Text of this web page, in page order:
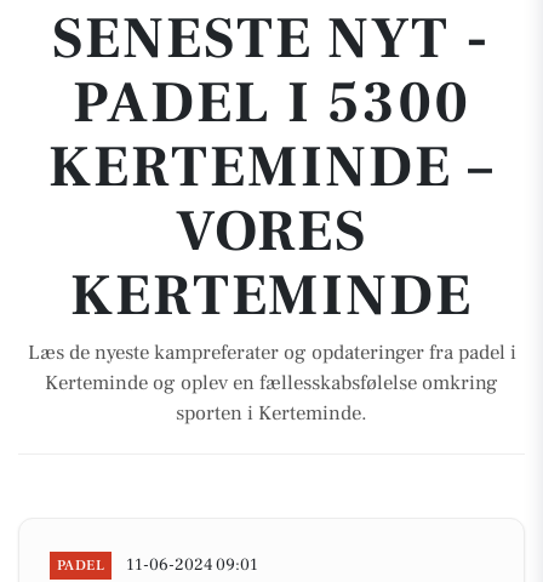
SENESTE NYT -
PADEL I 5300
KERTEMINDE –
VORES
KERTEMINDE
Læs de nyeste kampreferater og opdateringer fra padel i
Kerteminde og oplev en fællesskabsfølelse omkring
sporten i Kerteminde.
PADEL 11-06-2024 09:01